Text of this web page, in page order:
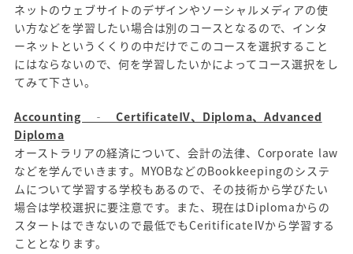
ネットのウェブサイトのデザインやソーシャルメディアの使
い方などを学習したい場合は別のコースとなるので、インタ
ーネットというくくりの中だけでこのコースを選択すること
にはならないので、何を学習したいかによってコース選択をし
てみて下さい。
Accounting ‐ CertificateⅣ、Diploma、Advanced
Diploma
オーストラリアの経済について、会計の法律、Corporate law
などを学んでいきます。MYOBなどのBookkeepingのシステ
ムについて学習する学校もあるので、その技術から学びたい
場合は学校選択に要注意です。また、現在はDiplomaからの
スタートはできないので最低でもCeritificateⅣから学習する
こととなります。